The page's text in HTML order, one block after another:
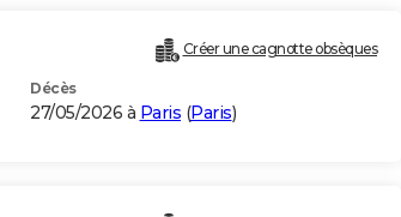
Créer une cagnotte obsèques
Décès
27/05/2026 à Paris (Paris)